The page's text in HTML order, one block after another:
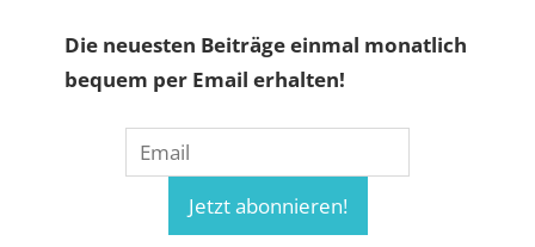
Die neuesten Beiträge einmal monatlich
bequem per Email erhalten!